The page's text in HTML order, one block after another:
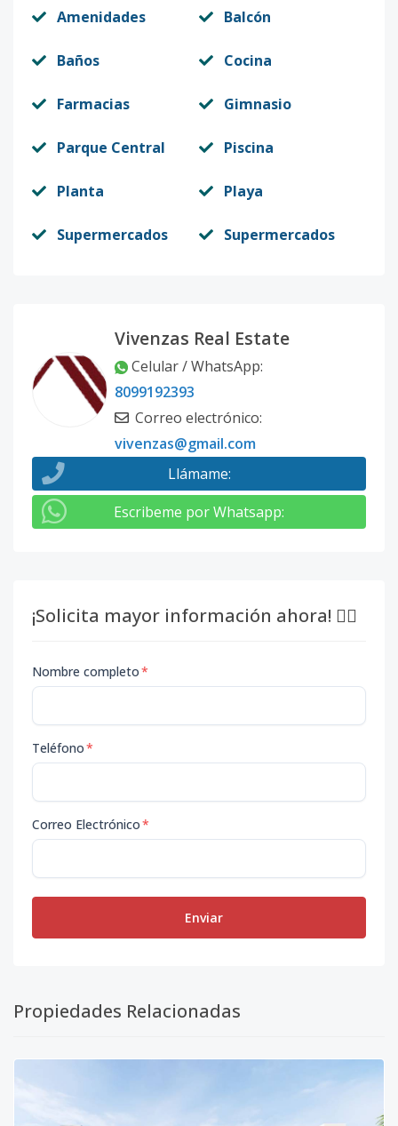
Amenidades Balcón
Baños Cocina
Farmacias Gimnasio
Parque Central Piscina
Planta Playa
Supermercados Supermercados
Vivenzas Real Estate
Celular / WhatsApp:
8099192393
Correo electrónico:
vivenzas@gmail.com
Llámame:
Escribeme por Whatsapp:
¡Solicita mayor información ahora! 👇🏽
Nombre completo*
Teléfono*
Correo Electrónico*
Enviar
Propiedades Relacionadas